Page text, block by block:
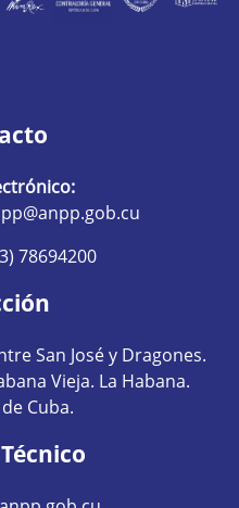
78694200
San José y Dragones.
Vieja. La Habana.
Cuba.